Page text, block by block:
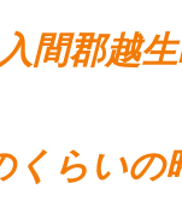
間郡越
くらいの